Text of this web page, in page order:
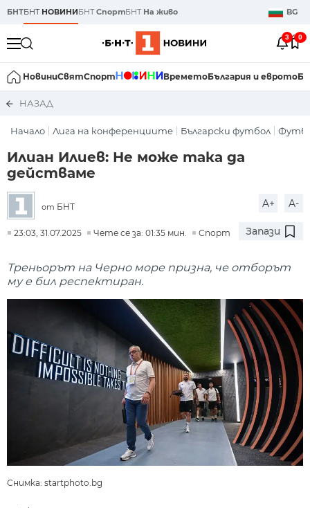
БНТБНТ НОВИНИБНТСпортБНТ На живо BG
3 0
НовиниСвятСпорт ВреметоБългария и еврото
НАЗАД
Начало Лига на конференциите Български футбол
Илиан Илиев: Не може така да
действаме
от БНТ A+ A-
23:03, 31.07.2025 Чете се за: 01:35 мин. Спорт Запази
Треньорът на Черно море призна, че отборът
му е бил респектиран.
Снимка: startphoto.bg